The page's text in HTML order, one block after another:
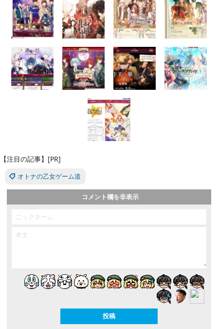
【注目の記事】[PR]
オトナの乙女ゲーム道
コメント欄を非表示